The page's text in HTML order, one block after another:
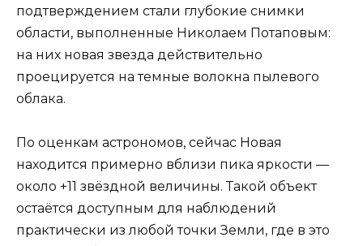
подтверждением стали глубокие снимки
области, выполненные Николаем Потаповым:
на них новая звезда действительно
проецируется на темные волокна пылевого
облака.
По оценкам астрономов, сейчас Новая
находится примерно вблизи пика яркости —
около +11 звёздной величины. Такой объект
остаётся доступным для наблюдений
практически из любой точки Земли, где в это